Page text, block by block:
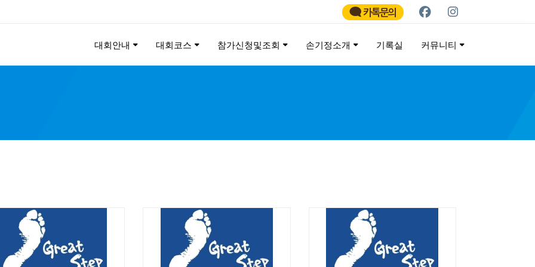
카톡문의
대회안내 대회코스 참가신청및조회 손기정소개 기록실 커뮤니티